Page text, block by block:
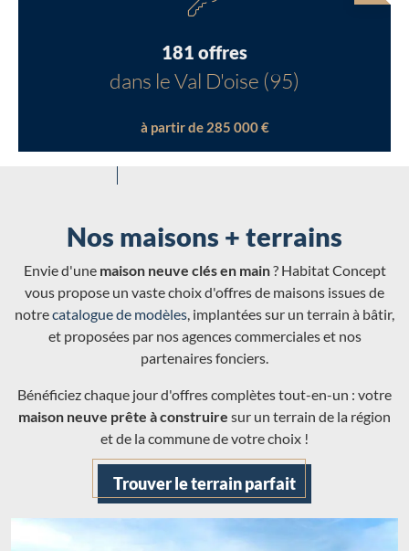
181 offres
dans le Val D'oise (95)
à partir de 285 000 €
Nos maisons + terrains
Envie d'une maison neuve clés en main? Habitat Concept
vous propose un vaste choix d'offres de maisons issues de
notrecatalogue de modèles, implantées sur un terrain à bâtir,
et proposées par nos agences commerciales et nos
partenaires fonciers.
Bénéficiez chaque jour d'offres complètes tout-en-un : votre
maison neuve prête à construire sur un terrain de la région
et de la commune de votre choix !
Trouver le terrain parfait